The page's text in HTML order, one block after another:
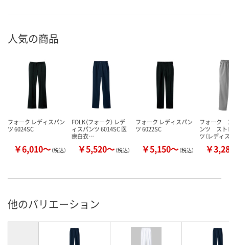
人気の商品
フォーク レディスパン
ツ 6024SC
￥6,010～（税込）
FOLK（フォーク） レデ
ィスパンツ 6014SC 医
療白衣…
￥5,520～（税込）
フォーク レディスパン
ツ 6022SC
￥5,150～（税込）
フォーク
ンツ スト
ツ（レデ
￥
他のバリエーション